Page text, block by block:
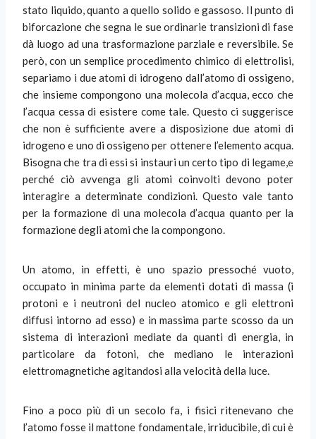
stato liquido, quanto a quello solido e gassoso. Il punto di
biforcazione che segna le sue ordinarie transizioni di fase
dà luogo ad una trasformazione parziale e reversibile. Se
però, con un semplice procedimento chimico di elettrolisi,
separiamo i due atomi di idrogeno dall’atomo di ossigeno,
che insieme compongono una molecola d’acqua, ecco che
l’acqua cessa di esistere come tale. Questo ci suggerisce
che non è sufficiente avere a disposizione due atomi di
idrogeno e uno di ossigeno per ottenere l’elemento acqua.
Bisogna che tra di essi si instauri un certo tipo di legame,e
perché ciò avvenga gli atomi coinvolti devono poter
interagire a determinate condizioni. Questo vale tanto
per la formazione di una molecola d’acqua quanto per la
formazione degli atomi che la compongono.
Un atomo, in effetti, è uno spazio pressoché vuoto,
occupato in minima parte da elementi dotati di massa (i
protoni e i neutroni del nucleo atomico e gli elettroni
diffusi intorno ad esso) e in massima parte scosso da un
sistema di interazioni mediate da quanti di energia, in
particolare da fotoni, che mediano le interazioni
elettromagnetiche agitandosi alla velocità della luce.
Fino a poco più di un secolo fa, i fisici ritenevano che
l’atomo fosse il mattone fondamentale, irriducibile, di cui è